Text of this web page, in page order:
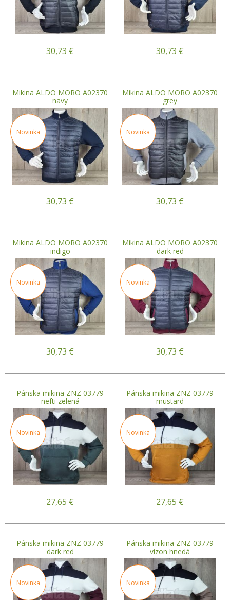
30,73 € 30,73 €
Mikina ALDO MORO A02370
navy
Novinka
30,73 €
Mikina ALDO MORO A02370
grey
Novinka
30,73 €
Mikina ALDO MORO A02370
indigo
Novinka
30,73 €
Mikina ALDO MORO A02370
dark red
Novinka
30,73 €
Pánska mikina ZNZ 03779
nefti zelená
Novinka
27,65 €
Pánska mikina ZNZ 03779
mustard
Novinka
27,65 €
Pánska mikina ZNZ 03779
dark red
Novinka
Pánska mikina ZNZ 03779
vizon hnedá
Novinka